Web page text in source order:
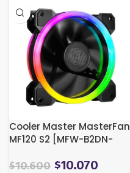
Cooler Master MasterFan
MF120 S2 [MFW-B2DN-
$10.600 $10.070